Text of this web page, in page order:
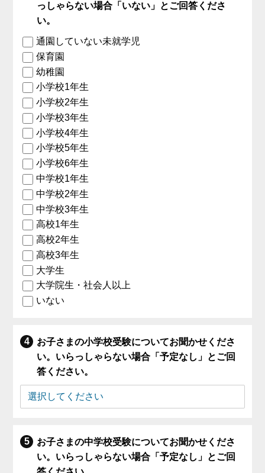
っしゃらない場合「いない」とご回答くださ
い。
通園していない未就学児
保育園
幼稚園
小学校1年生
小学校2年生
小学校3年生
小学校4年生
小学校5年生
小学校6年生
中学校1年生
中学校2年生
中学校3年生
高校1年生
高校2年生
高校3年生
大学生
大学院生・社会人以上
いない
お子さまの小学校受験についてお聞かせくださ
い。いらっしゃらない場合「予定なし」とご回
答ください。
お子さまの中学校受験についてお聞かせくださ
い。いらっしゃらない場合「予定なし」とご回